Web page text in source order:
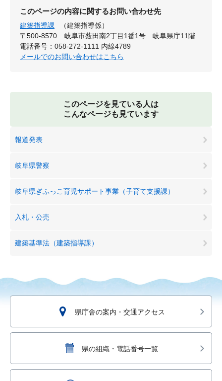
このページの内容に関するお問い合わせ先
建築指導課
（建築指導係）
〒500-8570
岐阜市薮田南2丁目1番1号 岐阜県庁11階
電話番号：058-272-1111 内線4789
メールでのお問い合わせはこちら
このページを見ている人は
こんなページも見ています
報道発表
岐阜県警察
岐阜県ぎふっこ育児サポート事業（子育て支援課）
入札・公売
建築基準法（建築指導課）
県庁舎の案内・交通アクセス
県の組織・電話番号一覧